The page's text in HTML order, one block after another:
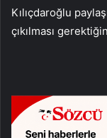
Kılıçdaroğlu
çıkılması